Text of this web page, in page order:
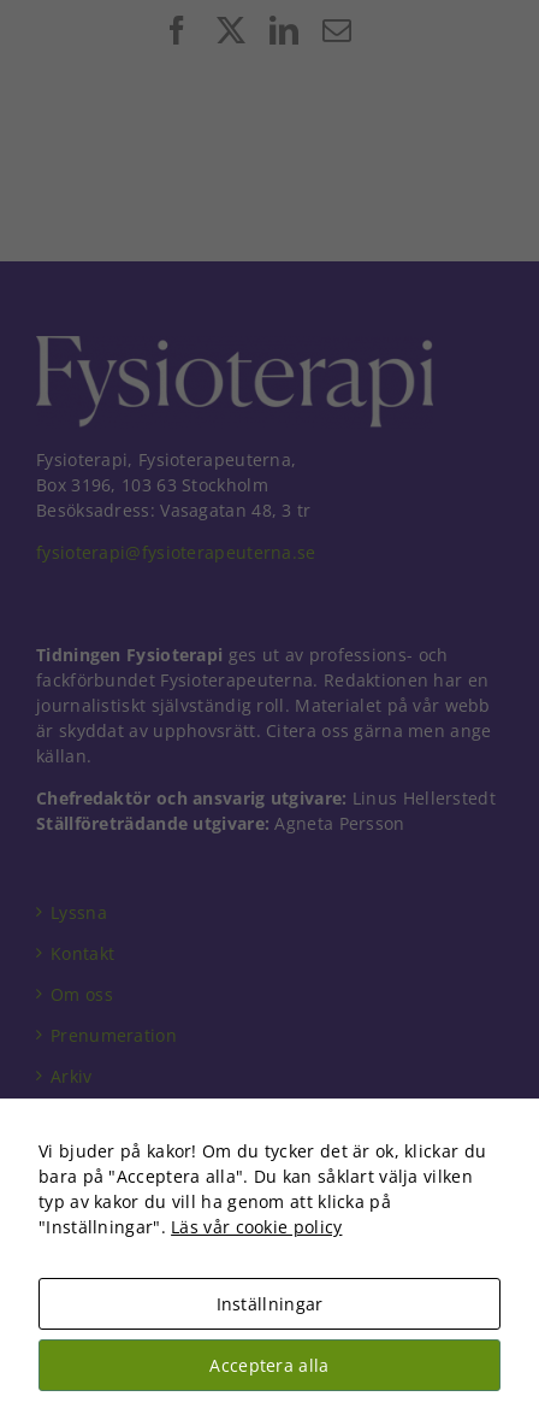
FacebookLinkedIn
E-
Fysioterapi, Fysioterapeuterna,
Box 3196, 103 63 Stockholm
Besöksadress: Vasagatan 48, 3 tr
fysioterapi@fysioterapeuterna.se
Tidningen Fysioterapi ges ut av professions- och
fackförbundet Fysioterapeuterna. Redaktionen har en
journalistiskt självständig roll. Materialet på vår webb
är skyddat av upphovsrätt. Citera oss gärna men ange
källan.
Chefredaktör och ansvarig utgivare: Linus Hellerstedt
Ställföreträdande utgivare: Agneta Persson
Lyssna
Kontakt
Om oss
Prenumeration
Arkiv
Förbundet
Om cookies
Copyright 2026 Fysioterapi | All Rights Reserved
Vi bjuder på kakor! Om du tycker det är ok, klickar du
bara på "Acceptera alla". Du kan såklart välja vilken
typ av kakor du vill ha genom att klicka på
"Inställningar". Läs vår cookie policy
Inställningar
Acceptera alla
Nödvändiga
Dessa kakor
går inte att
kunna
hemsidans
funktionalitet
och
uppbyggnad,
baserat på
hemsidan
används.
Upplevelse